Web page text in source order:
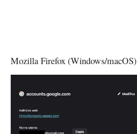
Mozilla Firefox (Windows/macOS)